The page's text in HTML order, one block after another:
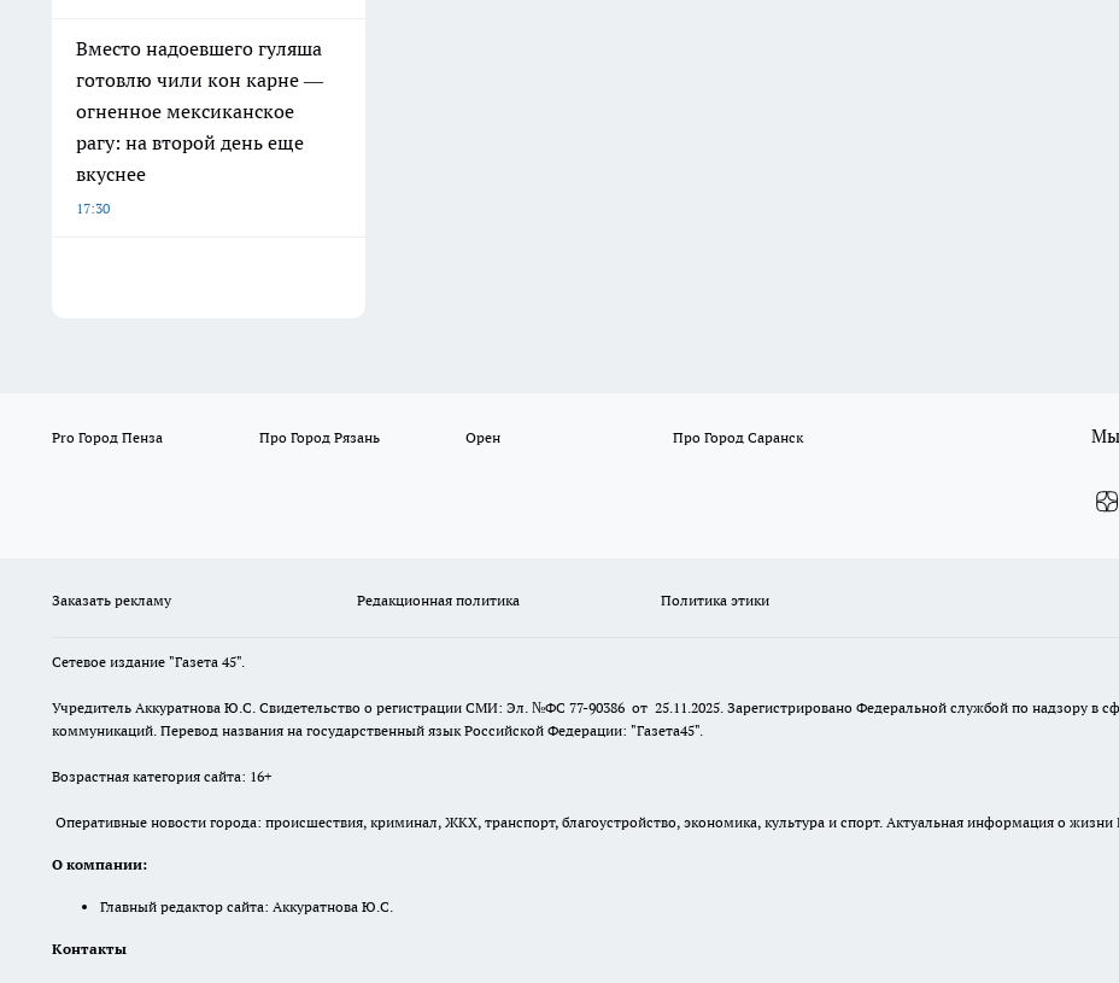
Вместо надоевшего гуляша
готовлю чили кон карне —
огненное мексиканское
рагу: на второй день еще
вкуснее
17:30
Pro Город Пенза Про Город Рязань Орен Про Город Саранск Мы
Заказать рекламу Редакционная политика Политика этики
Сетевое издание "Газета 45".
Учредитель Аккуратнова Ю.С. Свидетельство о регистрации СМИ: Эл. №ФС 77-90386 от 25.11.2025. Зарегистрировано Федеральной службой по надзору в
коммуникаций. Перевод названия на государственный язык Российской Федерации: "Газета45".
Возрастная категория сайта: 16+
Оперативные новости города: происшествия, криминал, ЖКХ, транспорт, благоустройство, экономика, культура и спорт. Актуальная информация о жизни
О компании:
Главный редактор сайта: Аккуратнова Ю.С.
Контакты